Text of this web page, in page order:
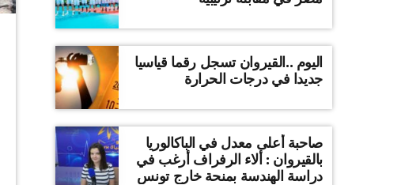
اليوم ..القيروان تسجل رقما قياسيا
جديدا في درجات الحرارة
صاحبة أعلى معدل في الباكالوريا
بالقيروان : ألاء الرفراف أرغب في
دراسة الهندسة بمنحة خارج تونس